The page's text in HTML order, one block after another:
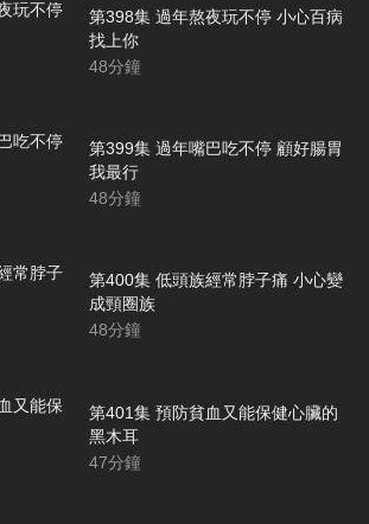
第398集 過年熬夜玩不停 小心百病
找上你
48分鐘
第399集 過年嘴巴吃不停 顧好腸胃
我最行
48分鐘
第400集 低頭族經常脖子痛 小心變
成頸圈族
48分鐘
第401集 預防貧血又能保健心臟的
黑木耳
47分鐘